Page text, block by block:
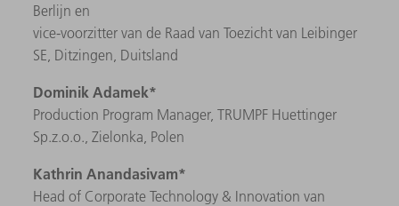
Berlijn en
vice-voorzitter van de Raad van Toezicht van Leibinger
SE, Ditzingen, Duitsland
Dominik Adamek*
Production Program Manager, TRUMPF Huettinger
Sp.z.o.o., Zielonka, Polen
Kathrin Anandasivam*
Head of Corporate Technology & Innovation van